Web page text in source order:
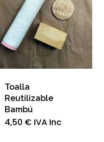
Toalla
Reutilizable
Bambú
4,50 € IVA Inc